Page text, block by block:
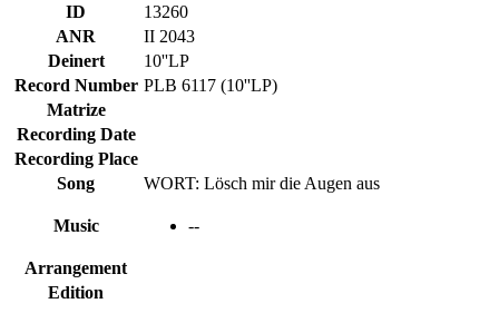
ID
13260
ANR
II 2043
Deinert
10''LP
Record Number PLB 6117 (10''LP)
Matrize
Recording Date
Recording Place
Song
WORT: Lösch mir die Augen aus
Music --
Arrangement
Edition